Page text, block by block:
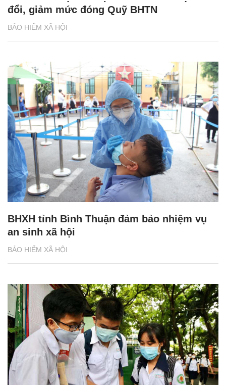
BẢO HIỂM XÃ HỘI
đổi, giảm mức đóng Quỹ BHTN
BẢO HIỂM XÃ HỘI
BHXH tỉnh Bình Thuận đảm bảo nhiệm vụ
an sinh xã hội